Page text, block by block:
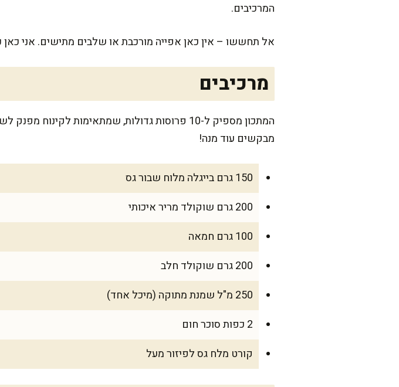
המרכיבים.
אל תחששו – אין כאן אפייה מורכבת או שלבים מתישים. אני
מרכיבים
המתכון מספיק ל-10 פרוסות גדולות, שמתאימות
מבקשים עוד מנה!
150 גרם בייגלה מלוח שבור גס
200 גרם שוקולד מריר איכותי
100 גרם חמאה
200 גרם שוקולד חלב
250 מ"ל שמנת מתוקה (מיכל אחד)
2 כפות סוכר חום
קורט מלח גס לפיזור מעל